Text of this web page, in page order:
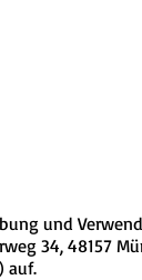
und
34, 48157
auf.